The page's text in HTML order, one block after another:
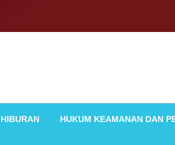
HIBURAN HUKUM KEAMANAN DAN